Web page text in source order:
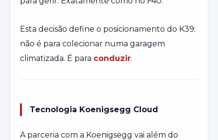
Esta decisão define o posicionamento do K39:
não é para colecionar numa garagem
climatizada. É para conduzir.
Tecnologia Koenigsegg Cloud
A parceria com a Koenigsegg vai além do